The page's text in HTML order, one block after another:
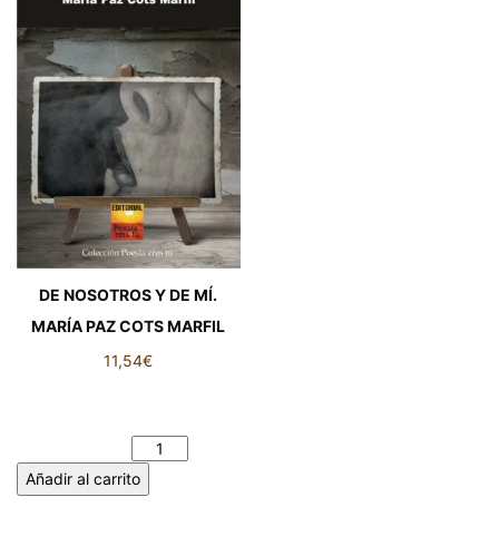
DE NOSOTROS Y DE MÍ.
MARÍA PAZ COTS MARFIL
11,54€
Añadir al carrito